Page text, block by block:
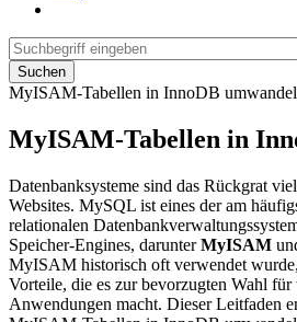
Suchen
MyISAM-Tabellen in InnoDB
MyISAM-Tabellen in
Datenbanksysteme sind das Rückgrat
Websites. MySQL ist eines der am
relationalen
Speicher-Engines, darunterMyISAM
MyISAM historisch oft verwendet
Vorteile, die es zur bevorzugten Wahl für
Anwendungen macht. Dieser Leitfaden